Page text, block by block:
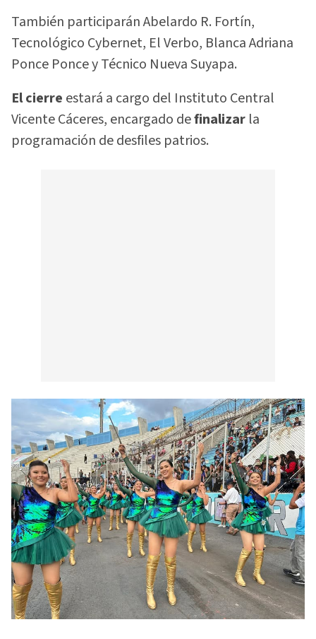
También participarán Abelardo R. Fortín,
Tecnológico Cybernet, El Verbo, Blanca Adriana
Ponce Ponce y Técnico Nueva Suyapa.
El cierre estará a cargo del Instituto Central
Vicente Cáceres, encargado definalizar la
programación de desfiles patrios.